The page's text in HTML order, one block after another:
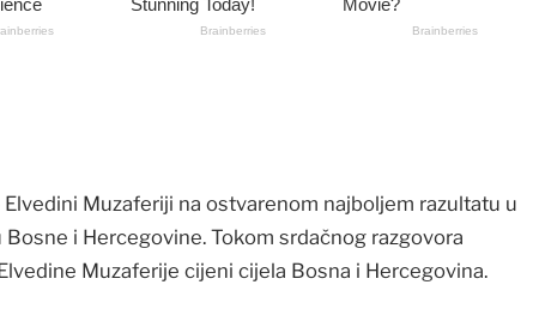
Muzaferiji na ostvarenom najboljem razultatu u
i Hercegovine. Tokom srdačnog razgovora
Muzaferije cijeni cijela Bosna i Hercegovina.